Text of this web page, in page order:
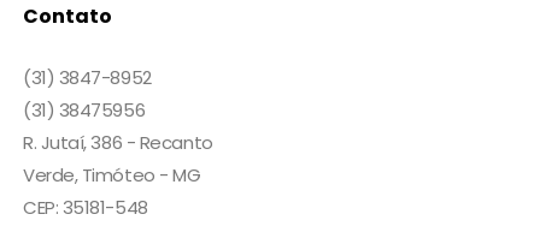
Contato
(31) 3847-8952
(31) 38475956
R. Jutaí, 386 - Recanto
Verde, Timóteo - MG
CEP: 35181-548